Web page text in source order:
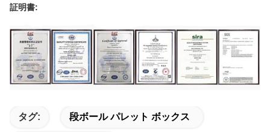
証明書:
タグ: 段ボール パレット ボックス